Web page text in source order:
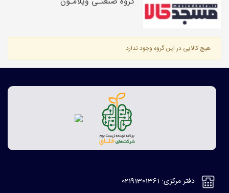
هیچ کالایی در این گروه وجود ندارد.
دفتر مرکزی: 02191301361